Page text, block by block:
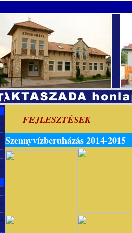
FEJLESZTÉSEK
Szennyvízberuházás 2014-2015